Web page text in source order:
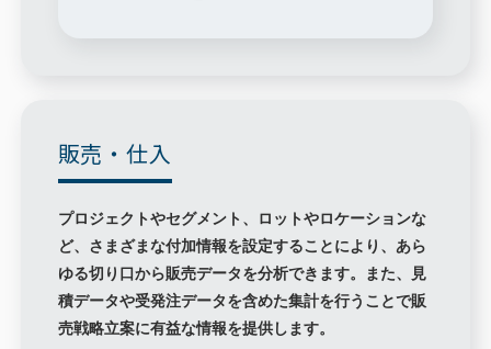
販売・仕入
プロジェクトやセグメント、ロットやロケーションな
ど、さまざまな付加情報を設定することにより、あら
ゆる切り口から販売データを分析できます。また、見
積データや受発注データを含めた集計を行うことで販
売戦略立案に有益な情報を提供します。